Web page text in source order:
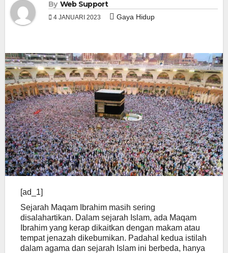
By Web Support
4 JANUARI 2023 Gaya Hidup
[ad_1]
Sejarah Maqam Ibrahim masih sering
disalahartikan. Dalam sejarah Islam, ada Maqam
Ibrahim yang kerap dikaitkan dengan makam atau
tempat jenazah dikebumikan. Padahal kedua istilah
dalam agama dan sejarah Islam ini berbeda, hanya